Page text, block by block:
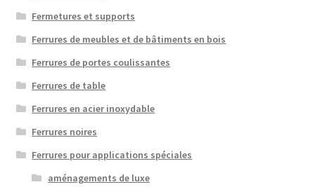
Fermetures et supports
Ferrures de meubles et de bâtiments en bois
Ferrures de portes coulissantes
Ferrures de table
Ferrures en acier inoxydable
Ferrures noires
Ferrures pour applications spéciales
aménagements de luxe